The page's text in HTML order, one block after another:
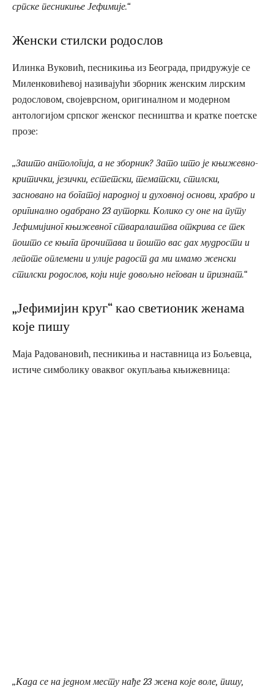
српске песникиње Јефимије.“
Женски стилски родослов
Илинка Вуковић, песникиња из Београда, придружује се
Миленковићевој називајући зборник женским лирским
родословом, својеврсном, оригиналном и модерном
антологијом српског женског песништва и кратке поетске
прозе:
„Зашто антологија, а не зборник? Зато што је књижевно-
критички, језички, естетски, тематски, стилски,
засновано на богатој народној и духовној основи, храбро и
оригинално одабрано 23 ауторки. Колико су оне на путу
Јефимијиног књижевног стваралаштва открива се тек
пошто се књига прочитава и пошто вас дах мудрости и
лепоте оплемени и улије радост да ми имамо женски
стилски родослов, који није довољно негован и признат.“
„Јефимијин круг“ као светионик женама
које пишу
Маја Радовановић, песникиња и наставница из Бољевца,
истиче симболику оваквог окупљања књижевница:
„Када се на једном месту нађе 23 жена које воле, пишу,